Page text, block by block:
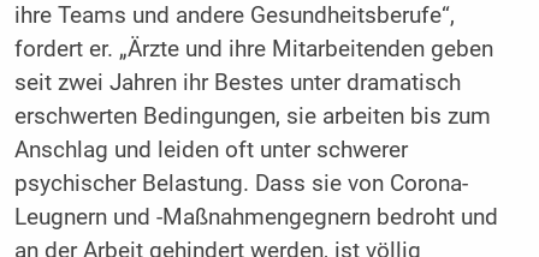
ihre Teams und andere Gesundheitsberufe“,
fordert er. „Ärzte und ihre Mitarbeitenden geben
seit zwei Jahren ihr Bestes unter dramatisch
erschwerten Bedingungen, sie arbeiten bis zum
Anschlag und leiden oft unter schwerer
psychischer Belastung. Dass sie von Corona-
Leugnern und -Maßnahmengegnern bedroht und
an der Arbeit gehindert werden, ist völlig